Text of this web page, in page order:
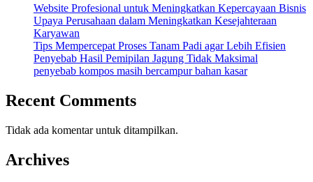
Website Profesional untuk Meningkatkan Kepercayaan Bisnis
Upaya Perusahaan dalam Meningkatkan Kesejahteraan
Karyawan
Tips Mempercepat Proses Tanam Padi agar Lebih Efisien
Penyebab Hasil Pemipilan Jagung Tidak Maksimal
penyebab kompos masih bercampur bahan kasar
Recent Comments
Tidak ada komentar untuk ditampilkan.
Archives